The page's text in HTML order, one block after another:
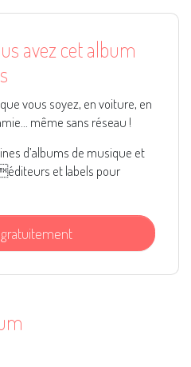
avez cet album
vous soyez, en voiture, en
même sans réseau !
d’albums de musique et
et labels pour